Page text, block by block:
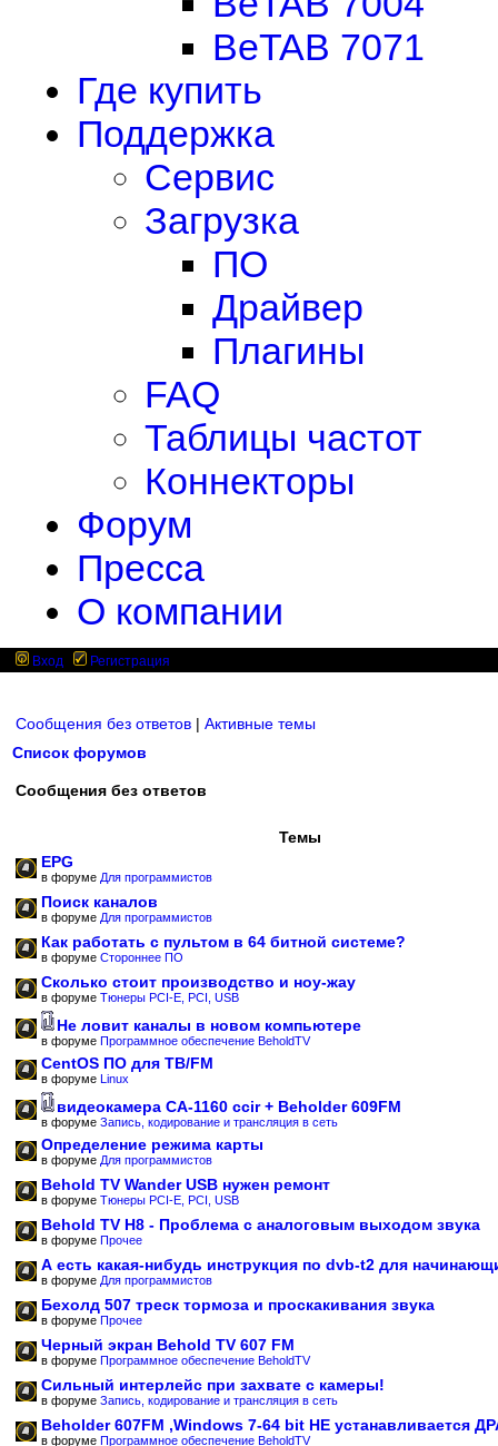
BeTAB 7071
Где купить
Поддержка
Сервис
Загрузка
ПО
Драйвер
Плагины
FAQ
Таблицы частот
Коннекторы
Форум
Пресса
О компании
Вход Регистрация
Сообщения без ответов | Активные темы
Список форумов
Сообщения без ответов
Темы
EPG
в форуме Для программистов
Поиск каналов
в форуме Для программистов
Как работать с пультом в 64 битной системе?
в форуме Стороннее ПО
Сколько стоит производство и ноу-жау
в форуме Тюнеры PCI-E, PCI, USB
Не ловит каналы в новом компьютере
в форуме Программное обеспечение BeholdTV
CentOS ПО для ТВ/FM
в форуме Linux
видеокамера CA-1160 ccir + Beholder 609FM
в форуме Запись, кодирование и трансляция в сеть
Определение режима карты
в форуме Для программистов
Behold TV Wander USB нужен ремонт
в форуме Тюнеры PCI-E, PCI, USB
Behold TV H8 - Проблема с аналоговым выходом звука
в форуме Прочее
А есть какая-нибудь инструкция по dvb-t2 для
в форуме Для программистов
Бехолд 507 треск тормоза и проскакивания звука
в форуме Прочее
Черный экран Behold TV 607 FM
в форуме Программное обеспечение BeholdTV
Сильный интерлейс при захвате с камеры!
в форуме Запись, кодирование и трансляция в сеть
Beholder 607FM ,Windows 7-64 bit НЕ устанавливается
в форуме Программное обеспечение BeholdTV